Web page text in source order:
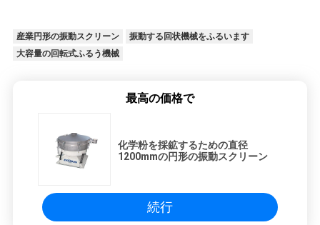
産業円形の振動スクリーン
振動する回状機械をふるいます
大容量の回転式ふるう機械
最高の価格で
化学粉を採鉱するための直径
1200mmの円形の振動スクリーン
続行